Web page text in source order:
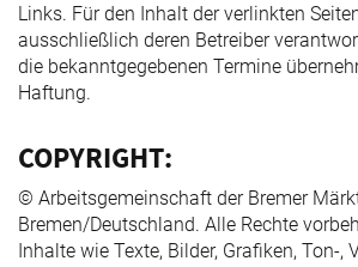
Links. Für den Inhalt der verlinkten
ausschließlich deren Betreiber
die bekanntgegebenen Termine
Haftung.
COPYRIGHT:
© Arbeitsgemeinschaft der Bremer
Bremen/Deutschland. Alle Rechte
Inhalte wie Texte, Bilder, Grafiken, Ton-,